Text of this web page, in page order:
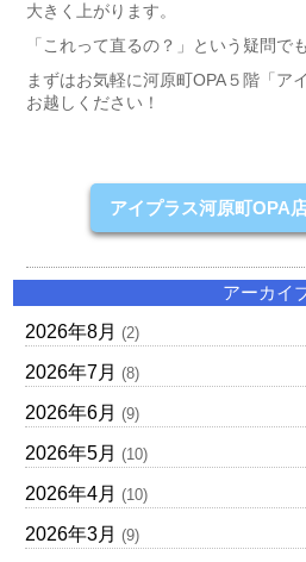
大きく上がります。
「これって直るの？」という疑問で
まずはお気軽に河原町OPA５階「ア
お越しください！
アイプラス河原町OPA
アーカイ
2026年8月 (2)
2026年7月 (8)
2026年6月 (9)
2026年5月 (10)
2026年4月 (10)
2026年3月 (9)